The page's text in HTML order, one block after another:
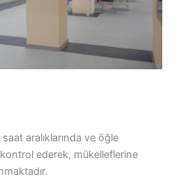
aralıklarında ve öğle
kontrol ederek, mükelleflerine